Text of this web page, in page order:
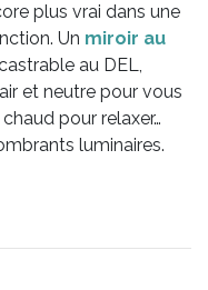
plus vrai dans une
Un miroir au
au DEL,
et neutre pour vous
pour relaxer…
luminaires.